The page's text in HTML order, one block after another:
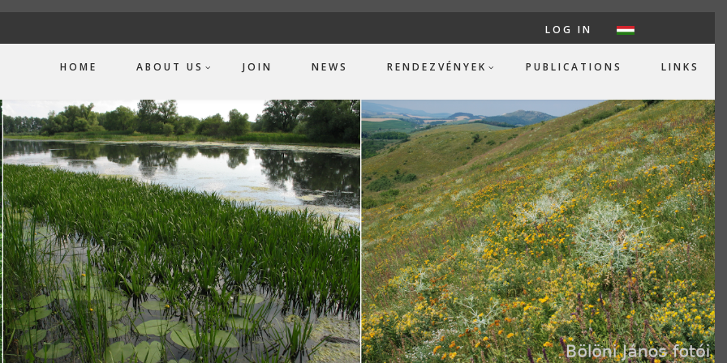
USER
LOG IN
HOME ABOUT US JOIN NEWS RENDEZVÉNYEK PUBLICATIONS LINKS